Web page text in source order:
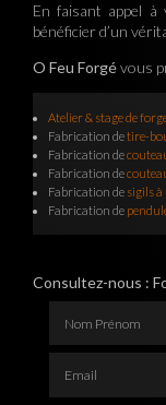
En faisant appel à
bénéficier d’un
O Feu Forgévous
Atelier & stage de
Fabrication detire-
Fabrication de
Fabrication de
Fabrication de sigils à
Fabrication de
Consultez-nous :